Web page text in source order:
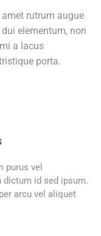
rutrum augue
elementum, non
a lacus
porta.
purus vel
id sed ipsum.
arcu vel aliquet